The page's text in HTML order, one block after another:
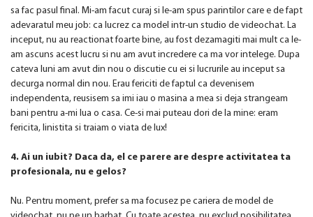
sa fac pasul final. Mi-am facut curaj si le-am spus parintilor care e de fapt
adevaratul meu job: ca lucrez ca model intr-un studio de videochat. La
inceput, nu au reactionat foarte bine, au fost dezamagiti mai mult ca le-
am ascuns acest lucru si nu am avut incredere ca ma vor intelege. Dupa
cateva luni am avut din nou o discutie cu ei si lucrurile au inceput sa
decurga normal din nou. Erau fericiti de faptul ca devenisem
independenta, reusisem sa imi iau o masina a mea si deja strangeam
bani pentru a-mi lua o casa. Ce-si mai puteau dori de la mine: eram
fericita, linistita si traiam o viata de lux!
4. Ai un iubit? Daca da, el ce parere are despre activitatea ta
profesionala, nu e gelos?
Nu. Pentru moment, prefer sa ma focusez pe cariera de model de